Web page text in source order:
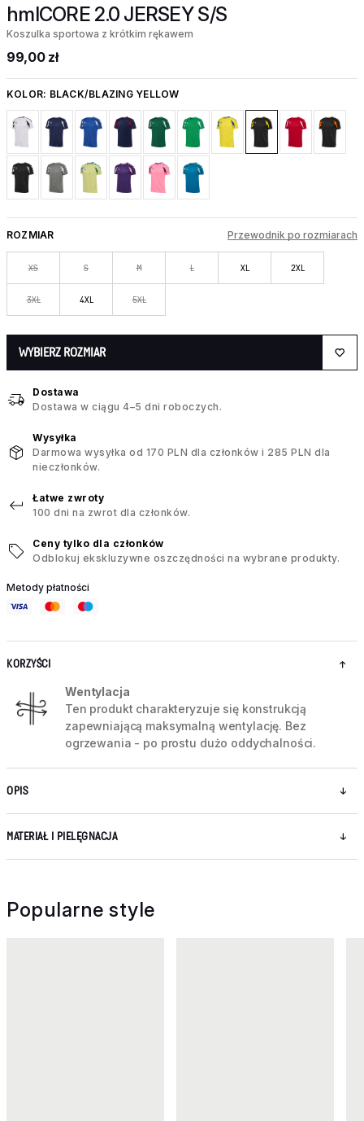
hmlCORE 2.0 JERSEY S/S
Koszulka sportowa z krótkim rękawem
99,00 zł
KOLOR: BLACK/BLAZING YELLOW
ROZMIAR Przewodnik po rozmiarach
XS S M L XL 2XL
3XL 4XL 5XL
WYBIERZ ROZMIAR
Dostawa
Dostawa w ciągu 4–5 dni roboczych.
Wysyłka
Darmowa wysyłka od 170 PLN dla członków i 285 PLN dla
nieczłonków.
Łatwe zwroty
100 dni na zwrot dla członków.
Ceny tylko dla członków
Odblokuj ekskluzywne oszczędności na wybrane produkty.
Metody płatności
KORZYŚCI
Wentylacja
Ten produkt charakteryzuje się konstrukcją
zapewniającą maksymalną wentylację. Bez
ogrzewania - po prostu dużo oddychalności.
OPIS
MATERIAŁ I PIELĘGNACJA
Popularne style